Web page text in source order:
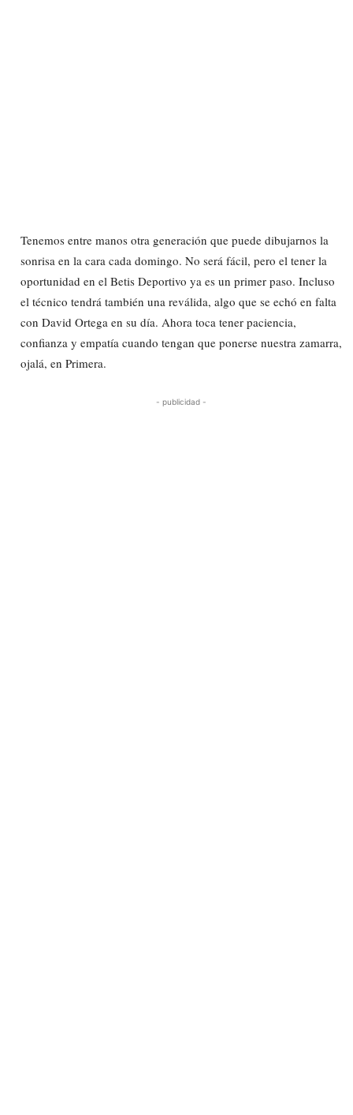
Tenemos entre manos otra generación que puede dibujarnos la
sonrisa en la cara cada domingo. No será fácil, pero el tener la
oportunidad en el Betis Deportivo ya es un primer paso. Incluso
el técnico tendrá también una reválida, algo que se echó en falta
con David Ortega en su día. Ahora toca tener paciencia,
confianza y empatía cuando tengan que ponerse nuestra zamarra,
ojalá, en Primera.
- publicidad -